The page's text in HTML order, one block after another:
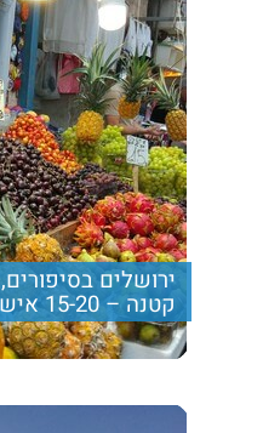
ירושלים
קטנה – 15-20 איש בקבוצה
סיור בשוק מחנה יהודה
נחלאות ותצפית